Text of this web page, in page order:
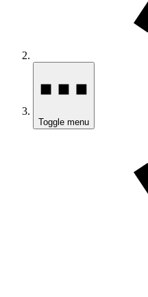
Toggle menu